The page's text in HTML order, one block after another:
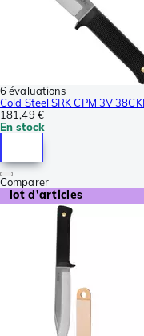
6 évaluations
Cold Steel SRK CPM 3V
181,49 €
En stock
Comparer
lot d'articles